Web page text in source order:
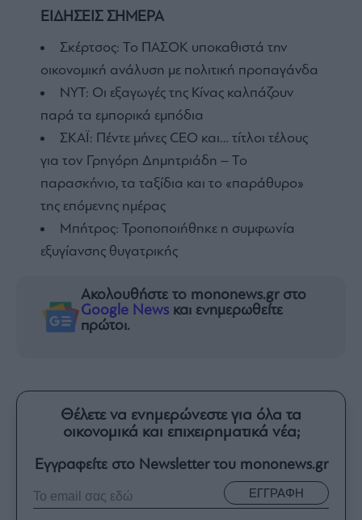
ΕΙΔΗΣΕΙΣ ΣΗΜΕΡΑ
Σκέρτσος: Το ΠΑΣΟΚ υποκαθιστά την
οικονομική ανάλυση με πολιτική προπαγάνδα
NYT: Οι εξαγωγές της Κίνας καλπάζουν
παρά τα εμπορικά εμπόδια
ΣΚΑΪ: Πέντε μήνες CEO και… τίτλοι τέλους
για τον Γρηγόρη Δημητριάδη – Το
παρασκήνιο, τα ταξίδια και το «παράθυρο»
της επόμενης ημέρας
Μπήτρος: Τροποποιήθηκε η συμφωνία
εξυγίανσης θυγατρικής
Ακολουθήστε το mononews.gr στο
Google News και ενημερωθείτε
πρώτοι.
Θέλετε να ενημερώνεστε για όλα τα
οικονομικά και επιχειρηματικά νέα;
Εγγραφείτε στο Newsletter του mononews.gr
ΕΓΓΡΑΦΗ